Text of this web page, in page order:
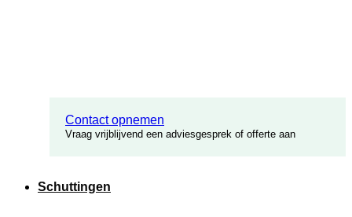
Contact opnemen
Vraag vrijblijvend een adviesgesprek of offerte aan
Schuttingen